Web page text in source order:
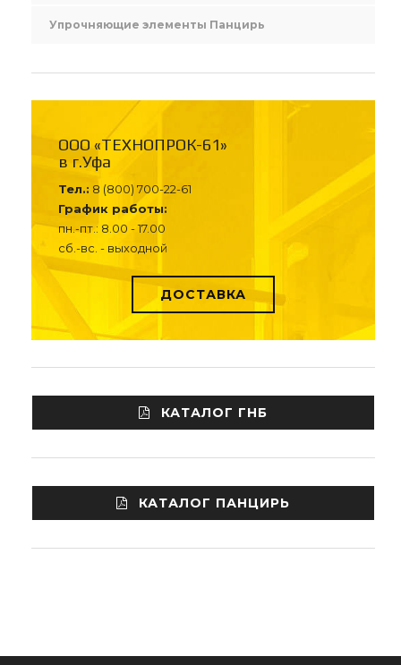
Упрочняющие элементы Панцирь
ООО «ТЕХНОПРОК-61»
в г.Уфа
Тел.: 8 (800) 700-22-61
График работы:
пн.-пт.: 8.00 - 17.00
сб.-вс. - выходной
ДОСТАВКА
КАТАЛОГ ГНБ
КАТАЛОГ ПАНЦИРЬ